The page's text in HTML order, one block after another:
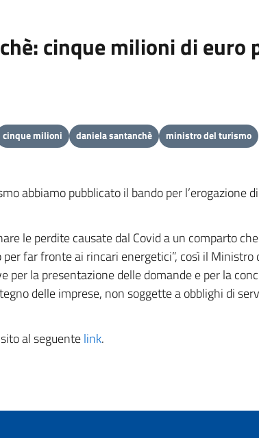
cinque milioni di euro
cinque milioni daniela santanchè ministro del turismo
abbiamo pubblicato il bando per
le perdite causate dal Covid a un comparto
per far fronte ai rincari energetici”, così il
per la presentazione delle domande e per la
delle imprese, non soggette a obblighi di
al seguentelink.